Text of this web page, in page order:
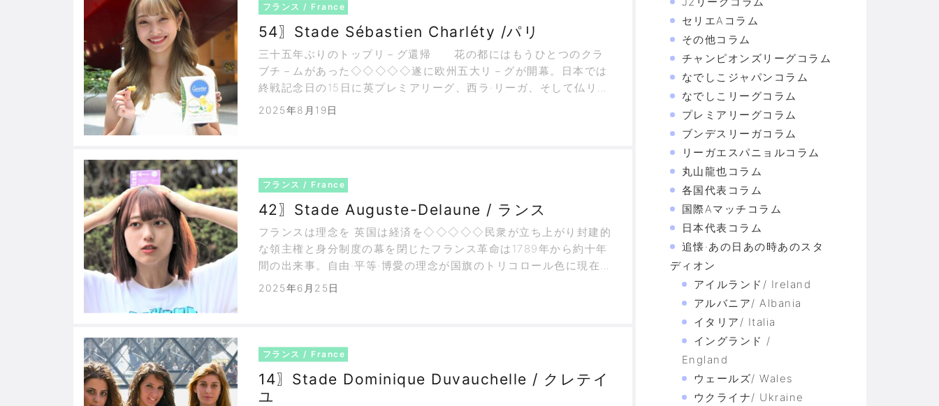
フランス / France
54〗Stade Sébastien Charléty /パリ
三十五年ぶりのトップリ－グ還帰 花の都にはもうひとつのクラ
ブチ－ムがあった◇◇◇◇◇遂に欧州五大リ－グが開幕。日本では
終戦記念日の15日に英プレミアリーグ、西ラ·リーガ、そして仏リ－
グ·アンでこれから一年間に渡る戦いの火蓋が切って落とされた。話
2025年8月19日
フランス / France
42〗Stade Auguste-Delaune / ランス
フランスは理念を 英国は経済を◇◇◇◇◇民衆が立ち上がり封建的
な領主権と身分制度の幕を閉じたフランス革命は1789年から約十年
間の出来事。自由·平等·博愛の理念が国旗のトリコロール色に現在も
象徴されている。青の自由と白の平等はイメージ通りではあるが赤
2025年6月25日
フランス / France
14〗Stade Dominique Duvauchelle / クレテイ
ユ
セリエAコラム
その他コラム
チャンピオンズリーグコラム
なでしこジャパンコラム
なでしこリーグコラム
プレミアリーグコラム
ブンデスリーガコラム
リーガエスパニョルコラム
丸山龍也コラム
各国代表コラム
国際Aマッチコラム
日本代表コラム
追懐·あの日あの時あのスタ
ディオン
アイルランド/ Ireland
アルバニア/ Albania
イタリア/ Italia
イングランド /
England
ウェールズ/ Wales
ウクライナ/ Ukraine